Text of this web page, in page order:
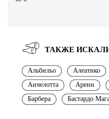
ТАКЖЕ
Альбильо Алеатико
Анчелотта
Арени
Барбера
Бастардо